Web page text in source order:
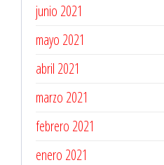
junio 2021
mayo 2021
abril 2021
marzo 2021
febrero 2021
enero 2021